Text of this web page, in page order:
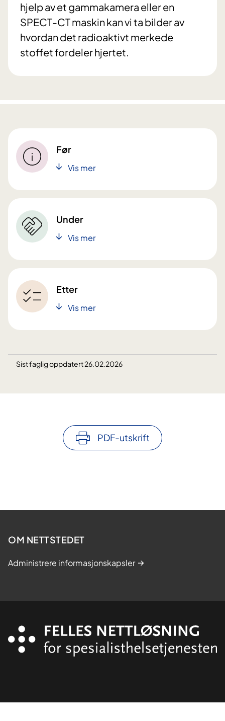
hjelp av et gammakamera eller en
SPECT-CT maskin kan vi ta bilder av
hvordan det radioaktivt merkede
stoffet fordeler hjertet.
Før
Vis mer
Under
Vis mer
Etter
Vis mer
Sist faglig oppdatert 26.02.2026
PDF-utskrift
OM NETTSTEDET
Administrere informasjonskapsler
Organisasjon